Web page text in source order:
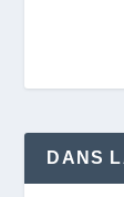
DANS